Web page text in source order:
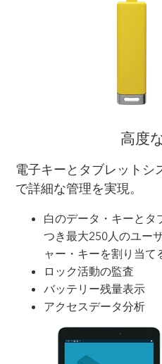
高度
電子キーとタブレットシ
で詳細な管理を実現。
白のデータ・キーとタ
つき最大250人のユー
ャー・キーを割り当て
ロック活動の監査
バッテリー残量表示
アクセスデータ分析